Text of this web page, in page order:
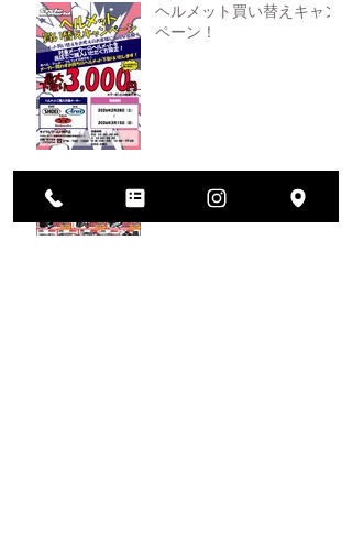
ヘルメット買い替えキャン
ペーン！
2026年大決算セール開催